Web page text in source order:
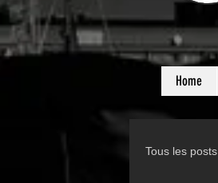
Home
Tous les posts